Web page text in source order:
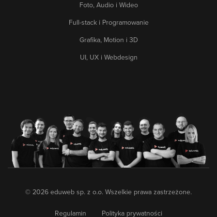
Foto, Audio i Wideo
Full-stack i Programowanie
Grafika, Motion i 3D
UI, UX i Webdesign
© 2026 eduweb sp. z o.o. Wszelkie prawa zastrzeżone.
Regulamin Polityka prywatności